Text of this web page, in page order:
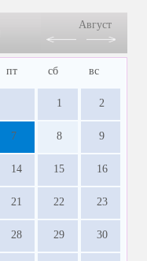
Август
пт сб вс
1 2
7 8 9
14 15 16
21 22 23
28 29 30